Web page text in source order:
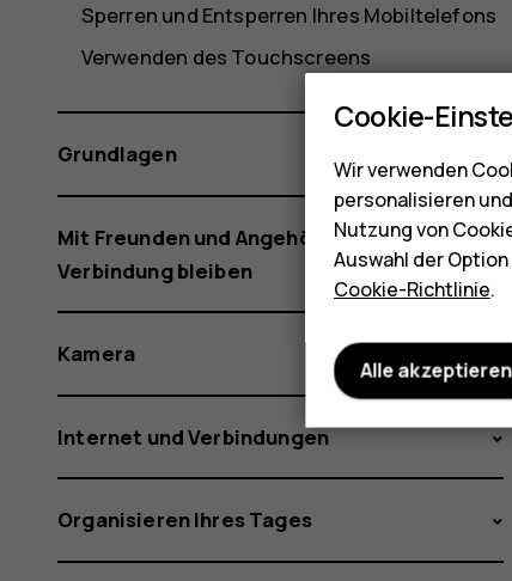
Sperren und Entsperren Ihres Mobiltelefons
Verwenden des Touchscreens
Grundlagen
Mit Freunden und Angehörigen in
Verbindung bleiben
Kamera
Internet und Verbindungen
Organisieren Ihres Tages
Cookie-
Wir verwenden
personalisieren
Nutzung von
Auswahl der
Cookie-Richtlinie.
Alle akzeptieren